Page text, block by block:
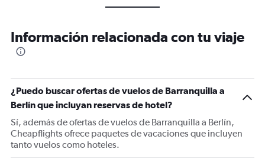
Información relacionada con tu viaje
¿Puedo buscar ofertas de vuelos de Barranquilla a
Berlín que incluyan reservas de hotel?
Sí, además de ofertas de vuelos de Barranquilla a Berlín,
Cheapflights ofrece paquetes de vacaciones que incluyen
tanto vuelos como hoteles.